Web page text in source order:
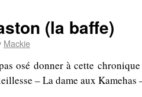
(la baffe)
Mackie
osé donner à cette
– La dame aux